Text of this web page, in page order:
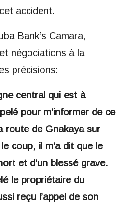
accident.
Bank’s Camara,
négociations à la
précisions:
central qui est à
pour m’informer de ce
route de Gnakaya sur
coup, il m’a dit que le
et d’un blessé grave.
le propriétaire du
reçu l’appel de son